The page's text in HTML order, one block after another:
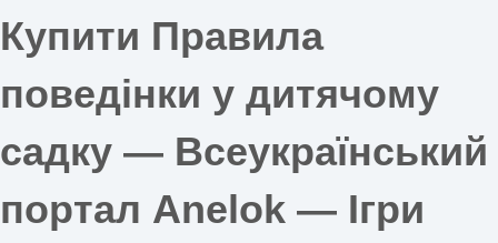
Купити Правила
поведінки у дитячому
садку — Всеукраїнський
портал Anelok — Ігри